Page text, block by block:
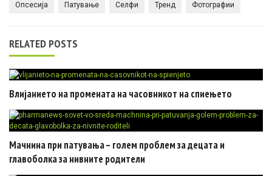
Опсесија Патување Селфи Тренд Фотографии
RELATED POSTS
Влијанието на промената на часовникот на спиењето
Мачнина при патувања – голем проблем за децата и
главоболка за нивните родители